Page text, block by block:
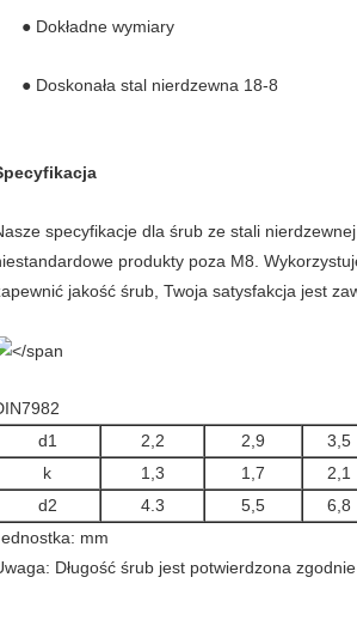
● Dokładne wymiary
● Doskonała stal nierdzewna 18-8
specyfikacje dla śrub ze stali
produkty poza M8.
jakość śrub, Twoja satysfakcja jest
d1
2,2 2,9 3,5
k
1,3 1,7 2,1
d2
4.3 5,5 6,8
mm
Długość śrub jest potwierdzona